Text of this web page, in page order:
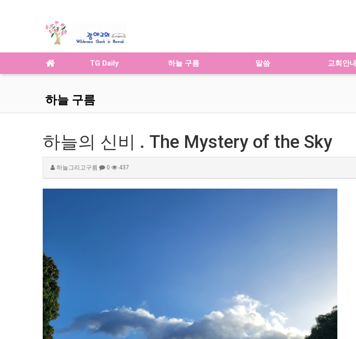
TG Daily 하늘 구름 말씀 교회안내
하늘 구름
하늘의 신비 . The Mystery of the Sky
하늘그리고구름 0 437